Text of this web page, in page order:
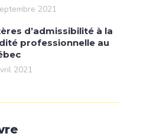
2021
d’admissibilité à la
professionnelle au
2021